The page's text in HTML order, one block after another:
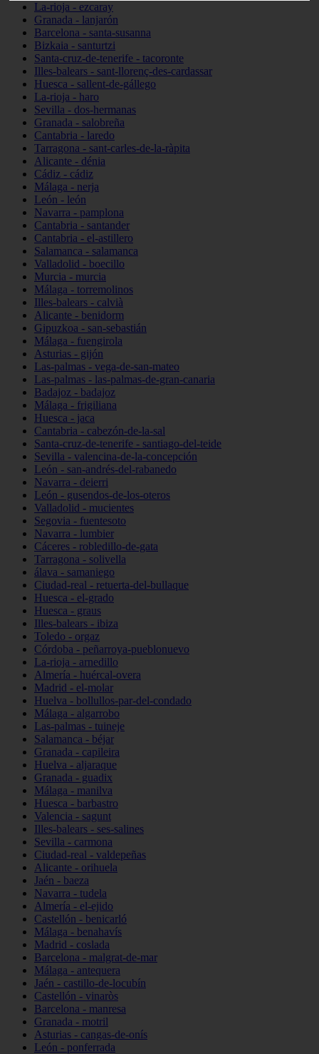
La-rioja - ezcaray
Granada - lanjarón
Barcelona - santa-susanna
Bizkaia - santurtzi
Santa-cruz-de-tenerife - tacoronte
Illes-balears - sant-llorenç-des-cardassar
Huesca - sallent-de-gállego
La-rioja - haro
Sevilla - dos-hermanas
Granada - salobreña
Cantabria - laredo
Tarragona - sant-carles-de-la-ràpita
Alicante - dénia
Cádiz - cádiz
Málaga - nerja
León - león
Navarra - pamplona
Cantabria - santander
Cantabria - el-astillero
Salamanca - salamanca
Valladolid - boecillo
Murcia - murcia
Málaga - torremolinos
Illes-balears - calvià
Alicante - benidorm
Gipuzkoa - san-sebastián
Málaga - fuengirola
Asturias - gijón
Las-palmas - vega-de-san-mateo
Las-palmas - las-palmas-de-gran-canaria
Badajoz - badajoz
Málaga - frigiliana
Huesca - jaca
Cantabria - cabezón-de-la-sal
Santa-cruz-de-tenerife - santiago-del-teide
Sevilla - valencina-de-la-concepción
León - san-andrés-del-rabanedo
Navarra - deierri
León - gusendos-de-los-oteros
Valladolid - mucientes
Segovia - fuentesoto
Navarra - lumbier
Cáceres - robledillo-de-gata
Tarragona - solivella
álava - samaniego
Ciudad-real - retuerta-del-bullaque
Huesca - el-grado
Huesca - graus
Illes-balears - ibiza
Toledo - orgaz
Córdoba - peñarroya-pueblonuevo
La-rioja - arnedillo
Almería - huércal-overa
Madrid - el-molar
Huelva - bollullos-par-del-condado
Málaga - algarrobo
Las-palmas - tuineje
Salamanca - béjar
Granada - capileira
Huelva - aljaraque
Granada - guadix
Málaga - manilva
Huesca - barbastro
Valencia - sagunt
Illes-balears - ses-salines
Sevilla - carmona
Ciudad-real - valdepeñas
Alicante - orihuela
Jaén - baeza
Navarra - tudela
Almería - el-ejido
Castellón - benicarló
Málaga - benahavís
Madrid - coslada
Barcelona - malgrat-de-mar
Málaga - antequera
Jaén - castillo-de-locubín
Castellón - vinaròs
Barcelona - manresa
Granada - motril
Asturias - cangas-de-onís
León - ponferrada